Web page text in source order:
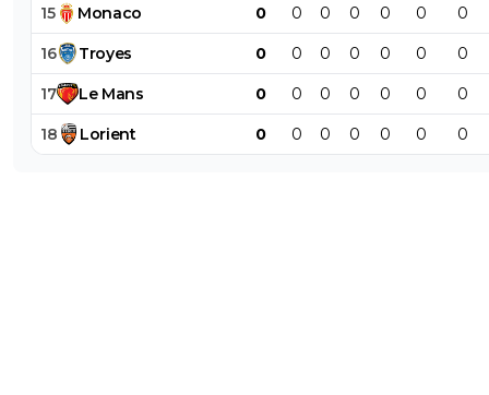
15 Monaco 0 0 0 0 0 0 0
16 Troyes 0 0 0 0 0 0 0
17 Le Mans 0 0 0 0 0 0 0
18 Lorient 0 0 0 0 0 0 0